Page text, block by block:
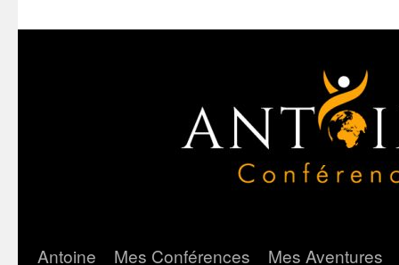
Aller
Antoine Mes Conférences Mes Aventures